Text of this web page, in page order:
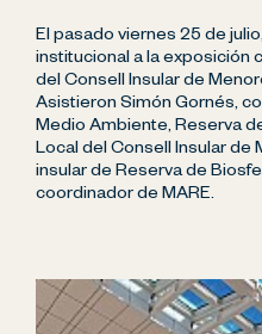
El pasado viernes 25 de
institucional a la exposición
del Consell Insular de
Asistieron Simón Gornés,
Medio Ambiente, Reserva
Local del Consell Insular de
insular de Reserva de
coordinador de MARE.